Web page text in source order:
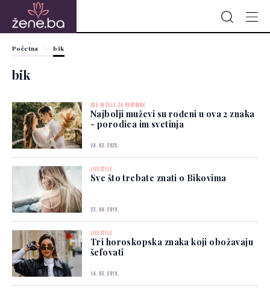
Početna bik
bik
SVE IH ŽELE ZA PARTNERE
Najbolji muževi su rođeni u ova 2 znaka
- porodica im svetinja
24. 03. 2025.
LIFESTYLE
Sve što trebate znati o Bikovima
23. 04. 2019.
LIFESTYLE
Tri horoskopska znaka koji obožavaju
šefovati
14. 03. 2019.